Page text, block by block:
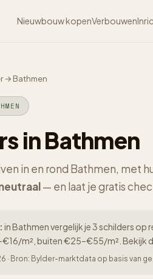
Nieuwbouw kopenVerbouwen
→ Bathmen
in Bathmen
in en rond Bathmen, met
— en laat je gratis
in Bathmen vergelijk je 3 schilders
m², buiten €25–€55/m². Bekijk
· Bron: Bylder-marktdata op basis van